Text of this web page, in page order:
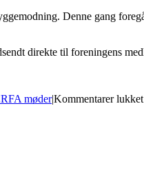
Denne gang
direkte til foreningens
møder|Kommentarer lukket